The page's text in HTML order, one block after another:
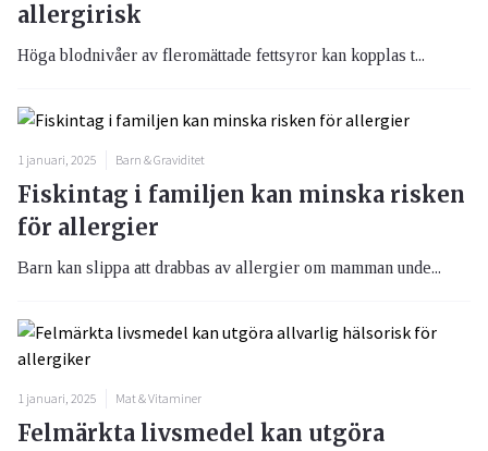
allergirisk
Höga blodnivåer av fleromättade fettsyror kan kopplas t...
1 januari, 2025 Barn & Graviditet
Fiskintag i familjen kan minska risken
för allergier
Barn kan slippa att drabbas av allergier om mamman unde...
1 januari, 2025 Mat & Vitaminer
Felmärkta livsmedel kan utgöra